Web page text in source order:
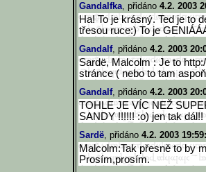
Gandalfka, přidáno 4.2. 2003
Ha! To je krásný. Ted je to
třesou ruce:) To je
Gandalf, přidáno 4.2. 2003
Sardë, Malcolm : Je to
stránce ( nebo to tam
Gandalf, přidáno 4.2. 2003
TOHLE JE VÍC NEŽ
SANDY !!!!!! :o) jen tak dál!!
Sardë, přidáno 4.2. 2003
Malcolm:Tak přesně to by
Prosím,prosím.